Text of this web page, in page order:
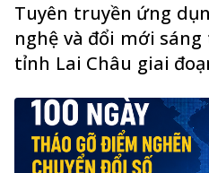
Tuyên truyền ứng
nghệ và đổi mới
tỉnh Lai Châu giai